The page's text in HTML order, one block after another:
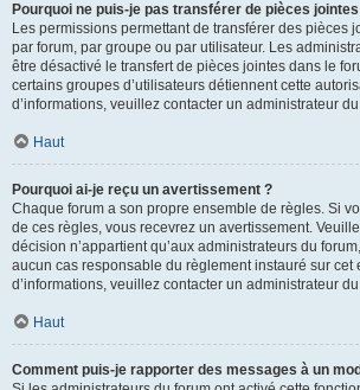
Pourquoi ne puis-je pas transférer de pièces
Les permissions permettant de transférer des pièces
par forum, par groupe ou par utilisateur. Les
être désactivé le transfert de pièces jointes dans le
certains groupes d’utilisateurs détiennent cette
d’informations, veuillez contacter un administrateur
Haut
Pourquoi ai-je reçu un avertissement ?
Chaque forum a son propre ensemble de règles. Si
de ces règles, vous recevrez un avertissement.
décision n’appartient qu’aux administrateurs du
aucun cas responsable du règlement instauré sur cet
d’informations, veuillez contacter un administrateur
Haut
Comment puis-je rapporter des messages à un